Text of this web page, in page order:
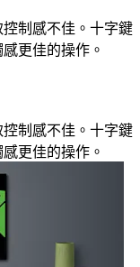
制感不佳。十字鍵
更佳的操作。
制感不佳。十字鍵
更佳的操作。